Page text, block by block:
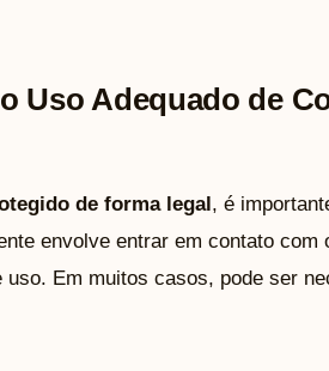
Uso Adequado de
de forma legal, é
envolve entrar em contato com
Em muitos casos, pode ser